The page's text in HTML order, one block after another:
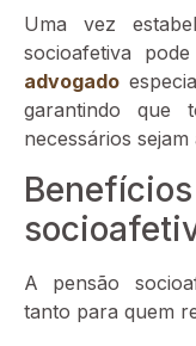
Uma vez
socioafetiva
advogado
garantindo que
necessários
A pensão
tanto para quem